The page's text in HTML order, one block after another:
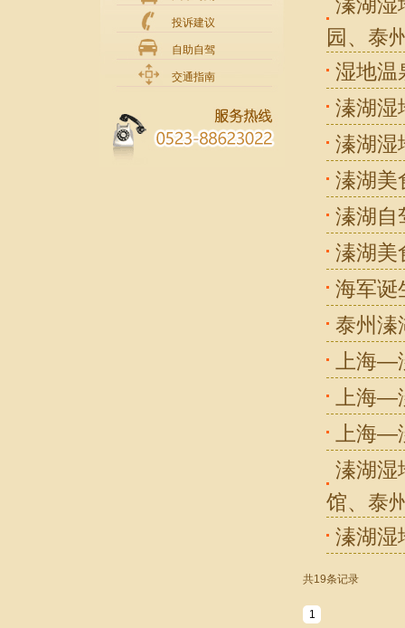
投诉建议
自助自驾
交通指南
园、泰
湿地温
溱湖湿
溱湖湿
溱湖美
溱湖自
溱湖美
海军诞
泰州溱
上海—
上海—
上海—
溱湖湿
馆、泰
溱湖湿
共19条记录
1